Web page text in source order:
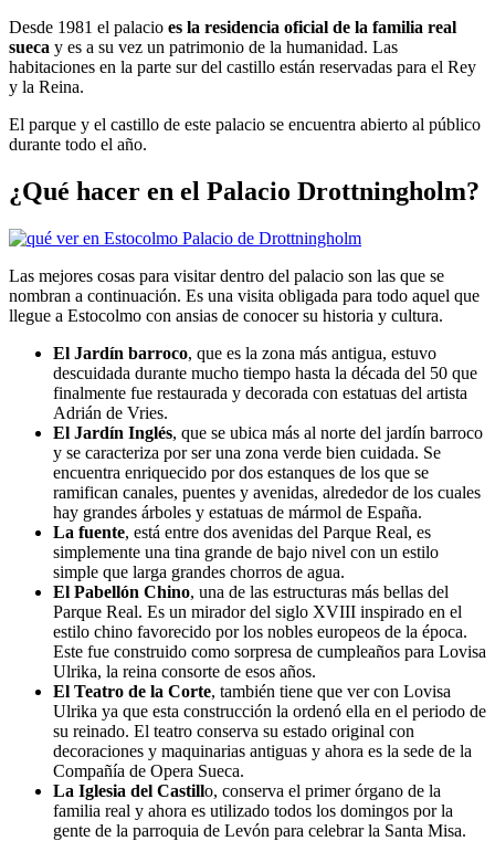
Desde 1981 el palacio es la residencia oficial de la familia real
sueca y es a su vez un patrimonio de la humanidad. Las
habitaciones en la parte sur del castillo están reservadas para el Rey
y la Reina.
El parque y el castillo de este palacio se encuentra abierto al público
durante todo el año.
¿Qué hacer en el Palacio Drottningholm?
Las mejores cosas para visitar dentro del palacio son las que se
nombran a continuación. Es una visita obligada para todo aquel que
llegue a Estocolmo con ansias de conocer su historia y cultura.
El Jardín barroco, que es la zona más antigua, estuvo
descuidada durante mucho tiempo hasta la década del 50 que
finalmente fue restaurada y decorada con estatuas del artista
Adrián de Vries.
El Jardín Inglés, que se ubica más al norte del jardín barroco
y se caracteriza por ser una zona verde bien cuidada. Se
encuentra enriquecido por dos estanques de los que se
ramifican canales, puentes y avenidas, alrededor de los cuales
hay grandes árboles y estatuas de mármol de España.
La fuente, está entre dos avenidas del Parque Real, es
simplemente una tina grande de bajo nivel con un estilo
simple que larga grandes chorros de agua.
El Pabellón Chino, una de las estructuras más bellas del
Parque Real. Es un mirador del siglo XVIII inspirado en el
estilo chino favorecido por los nobles europeos de la época.
Este fue construido como sorpresa de cumpleaños para Lovisa
Ulrika, la reina consorte de esos años.
El Teatro de la Corte, también tiene que ver con Lovisa
Ulrika ya que esta construcción la ordenó ella en el periodo de
su reinado. El teatro conserva su estado original con
decoraciones y maquinarias antiguas y ahora es la sede de la
Compañía de Opera Sueca.
La Iglesia del Castillo, conserva el primer órgano de la
familia real y ahora es utilizado todos los domingos por la
gente de la parroquia de Levón para celebrar la Santa Misa.